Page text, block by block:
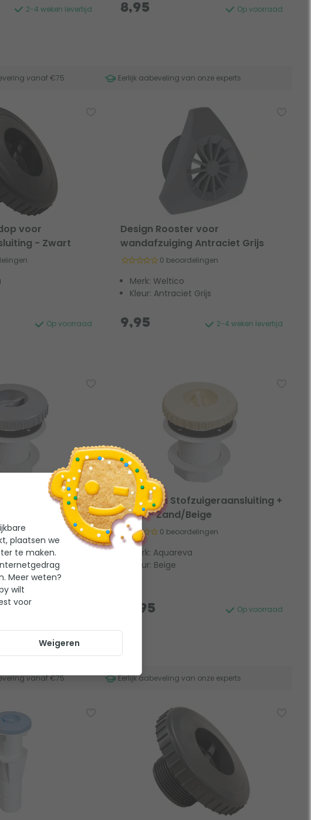
2-4 weken levertijd Op voorraad
8,95
vanaf €75 Eerlijk aabeveling van onze experts
voor
- Zwart
Op voorraad
Design Rooster voor
wandafzuiging Antraciet Grijs
0 beoordelingen
Merk: Weltico
Kleur: Antraciet Grijs
2-4 weken levertijd
9,95
+
Aquareva Stofzuigeraansluiting +
moer - Zand/Beige
0 beoordelingen
Merk: Aquareva
Kleur: Beige
Op voorraad
61,95
vanaf €75 Eerlijk aabeveling van onze experts
plaatsen we
te maken.
Meer weten?
wilt
voor
Weigeren